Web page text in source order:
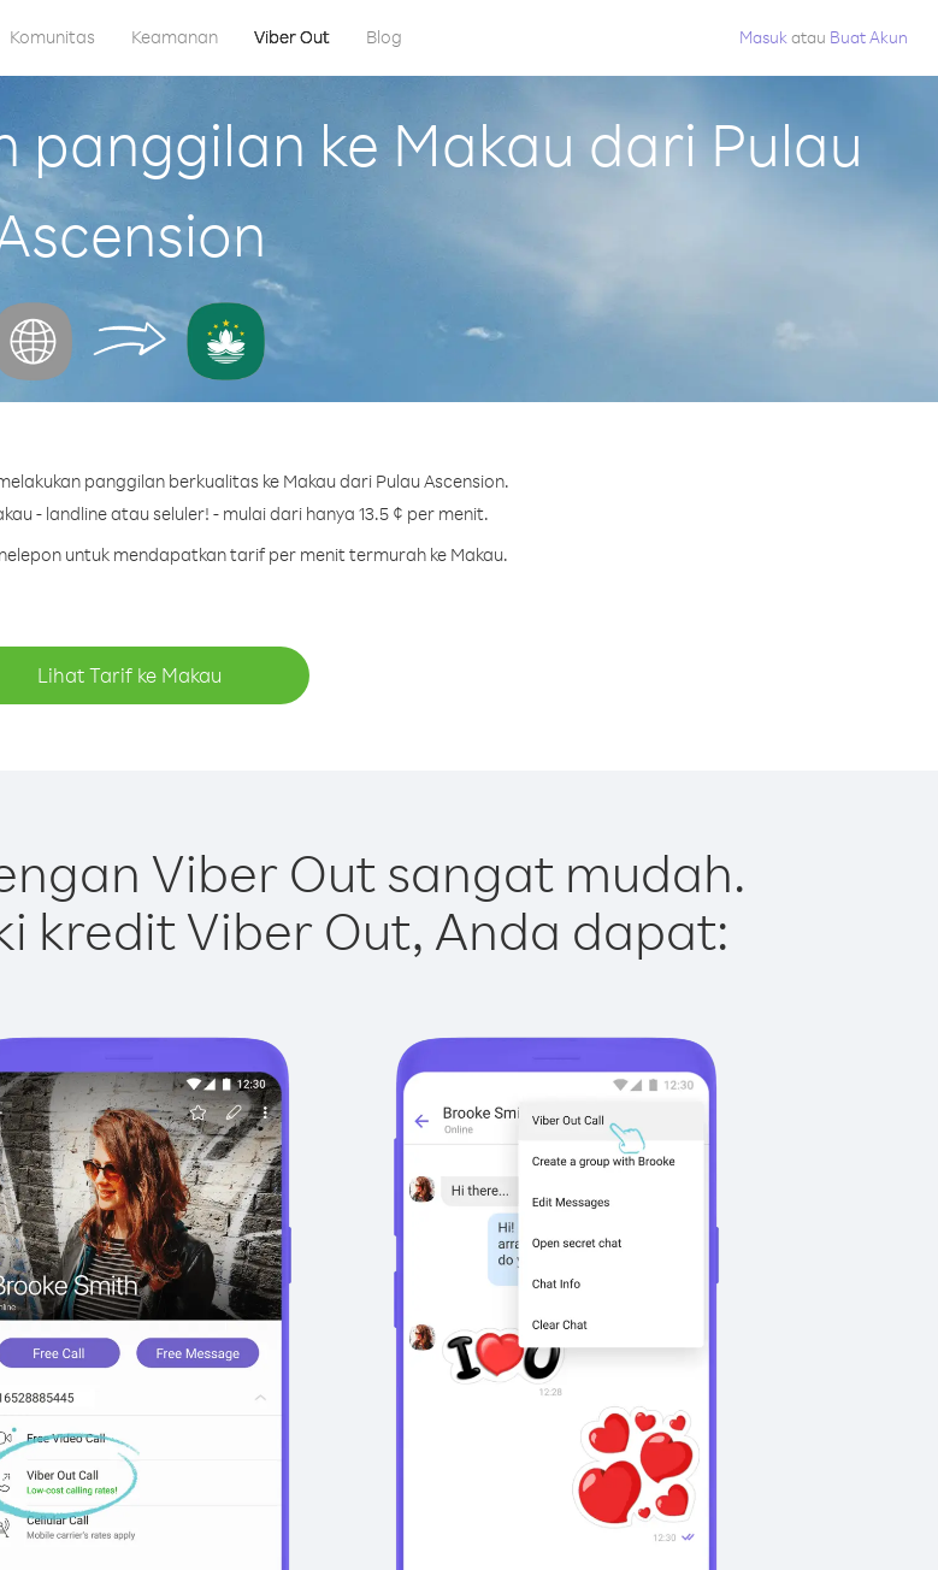
Komunitas Keamanan Viber Out Blog Masuk atau Buat Akun
panggilan ke Makau dari Pulau
panggilan berkualitas ke Makau dari Pulau Ascension.
- landline atau seluler! - mulai dari hanya 13.5 ¢ per menit.
untuk mendapatkan tarif per menit termurah ke Makau.
Lihat Tarif ke Makau
Viber Out sangat mudah.
kredit Viber Out, Anda dapat: